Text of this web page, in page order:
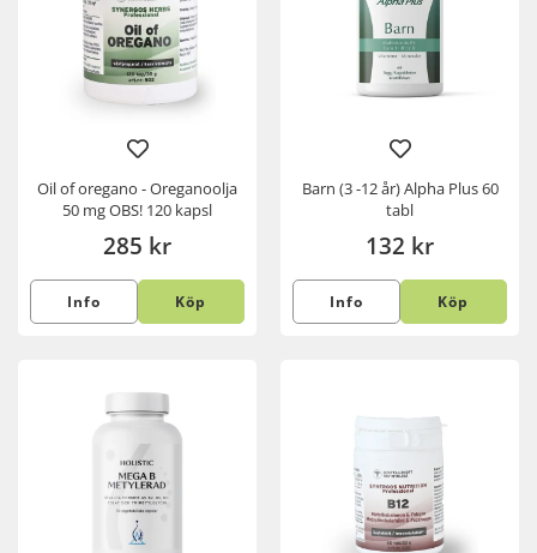
Oil of oregano - Oreganoolja
50 mg OBS! 120 kapsl
285 kr
Info Köp
Barn (3 -12 år) Alpha Plus 60
tabl
132 kr
Info Köp